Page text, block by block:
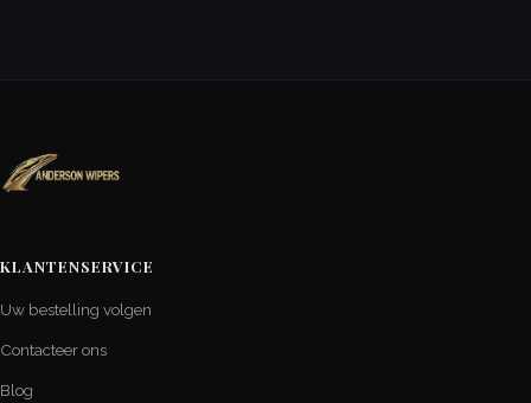
KLANTENSERVICE
Uw bestelling volgen
Contacteer ons
Blog